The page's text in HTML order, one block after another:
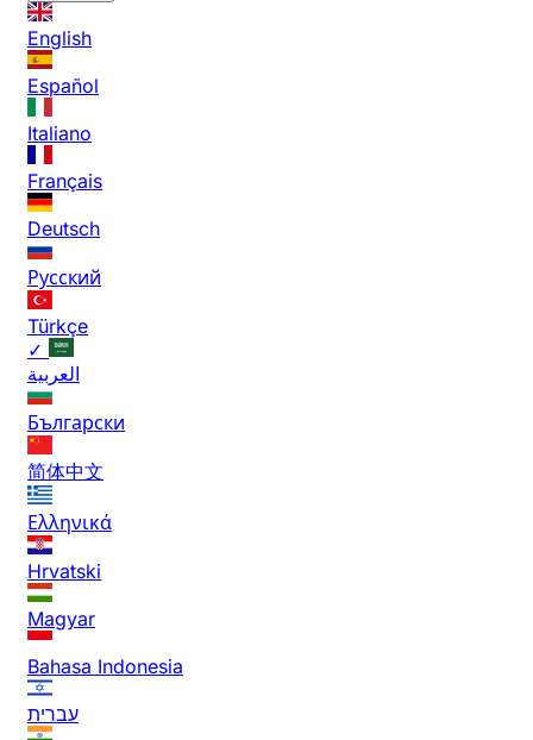
English
Español
Italiano
Français
Deutsch
Русский
Türkçe
✓
العربية
Български
简体中文
Ελληνικά
Hrvatski
Magyar
Bahasa Indonesia
עברית